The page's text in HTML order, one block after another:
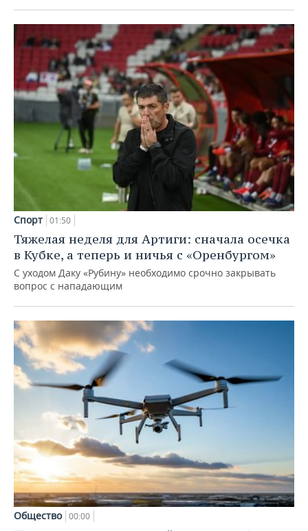
Спорт 01:50
Тяжелая неделя для Артиги: сначала осечка
в Кубке, а теперь и ничья с «Оренбургом»
С уходом Даку «Рубину» необходимо срочно закрывать
вопрос с нападающим
Общество 00:00